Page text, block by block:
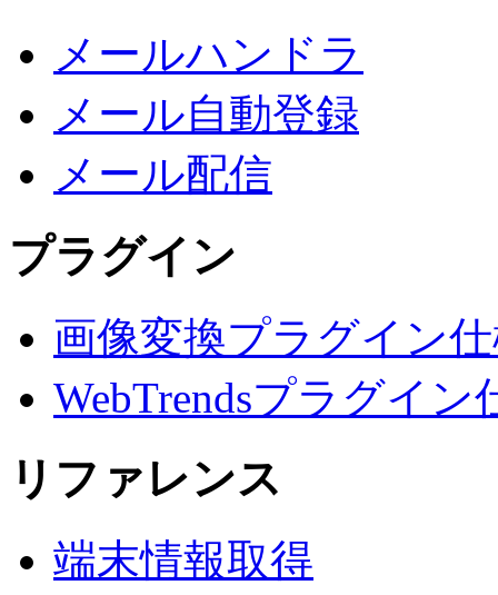
メールハンドラ
メール自動登録
メール配信
プラグイン
画像変換プラグイン
WebTrendsプラグイン
リファレンス
端末情報取得